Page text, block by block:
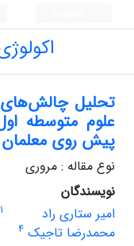
تحلیل چالش‌های
علوم متوسطه
پیش روی معلمان
نوع مقاله : مروری
نویسندگان
امیر ستاری راد
1
محمدرضا تاجیک 4